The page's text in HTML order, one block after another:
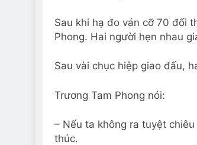
Sau khi hạ đo ván cỡ 70 đối
Phong. Hai người hẹn nhau
Sau vài chục hiệp giao đấu,
Trương Tam Phong nói:
– Nếu ta không ra tuyệt
thúc.